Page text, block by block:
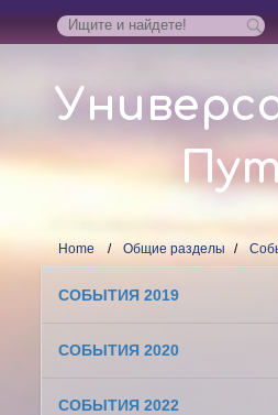
Home Общие разделы
СОБЫТИЯ 2019
СОБЫТИЯ 2020
СОБЫТИЯ 2022